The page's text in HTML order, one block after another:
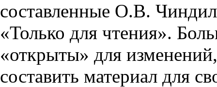
составленные О.В.
«Только для чтения».
«открыты» для
составить материал для